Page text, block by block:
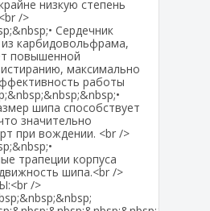
низкую степень
/>
Сердечник
карбидовольфрама,
повышенной
максимально
работы
шипа способствует
значительно
при вождении. <br />
трапеции корпуса
шипа.<br />
/>